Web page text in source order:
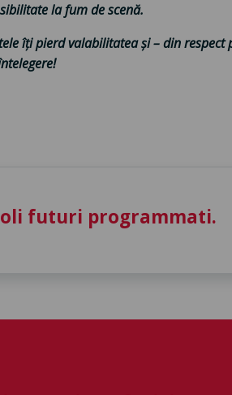
la fum de scenă.
îți pierd valabilitatea și – din
futuri programmati.